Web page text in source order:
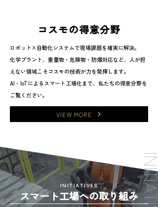
​コスモの得意分野
ロボット×自動化システムで現場課題を確実に解決。
化学プラント、重量物・危険物・防爆対応など、人が担
えない領域こそコスモの技術が力を発揮します。
AI・IoTによるスマート工場化まで、私たちの得意分野を
ご覧ください。
VIEW MORE
INITIATIVES
スマート工場への取り組み